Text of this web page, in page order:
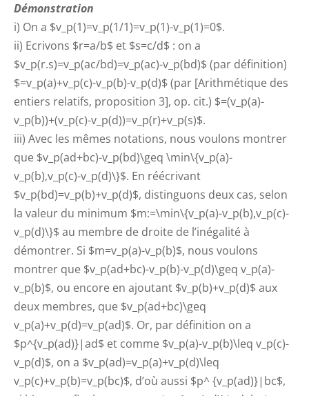
Démonstration
i) On a $v_p(1)=v_p(1/1)=v_p(1)-v_p(1)=0$.
ii) Ecrivons $r=a/b$ et $s=c/d$ : on a
$v_p(r.s)=v_p(ac/bd)=v_p(ac)-v_p(bd)$ (par définition)
$=v_p(a)+v_p(c)-v_p(b)-v_p(d)$ (par [Arithmétique des
entiers relatifs, proposition 3], op. cit.) $=(v_p(a)-
v_p(b))+(v_p(c)-v_p(d))=v_p(r)+v_p(s)$.
iii) Avec les mêmes notations, nous voulons montrer
que $v_p(ad+bc)-v_p(bd)\geq \min\{v_p(a)-
v_p(b),v_p(c)-v_p(d)\}$. En réécrivant
$v_p(bd)=v_p(b)+v_p(d)$, distinguons deux cas, selon
la valeur du minimum $m:=\min\{v_p(a)-v_p(b),v_p(c)-
v_p(d)\}$ au membre de droite de l’inégalité à
démontrer. Si $m=v_p(a)-v_p(b)$, nous voulons
montrer que $v_p(ad+bc)-v_p(b)-v_p(d)\geq v_p(a)-
v_p(b)$, ou encore en ajoutant $v_p(b)+v_p(d)$ aux
deux membres, que $v_p(ad+bc)\geq
v_p(a)+v_p(d)=v_p(ad)$. Or, par définition on a
$p^{v_p(ad)}|ad$ et comme $v_p(a)-v_p(b)\leq v_p(c)-
v_p(d)$, on a $v_p(ad)=v_p(a)+v_p(d)\leq
v_p(c)+v_p(b)=v_p(bc)$, d’où aussi $p^ {v_p(ad)}|bc$,